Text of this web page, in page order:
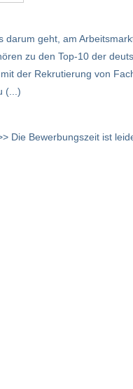
geht, am
zu den Top-10 der
der Rekrutierung von
(...)
Die Bewerbungszeit ist